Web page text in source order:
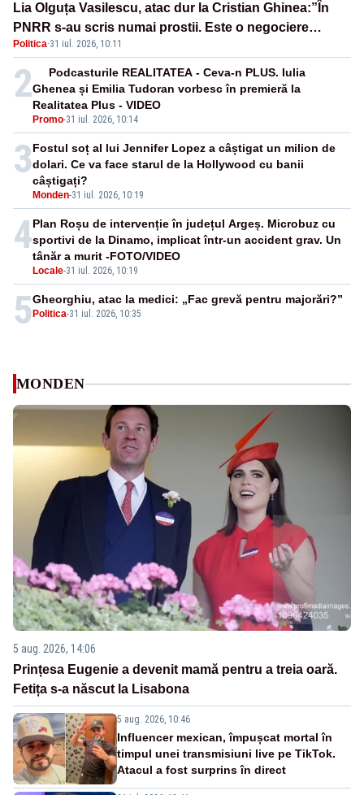
Lia Olguța Vasilescu, atac dur la Cristian Ghinea:”În
PNRR s-au scris numai prostii. Este o negociere
proastă pe care a făcut-o”
Politica·31 iul. 2026, 10:11
2
Promo-31 iul. 2026, 10:14
Podcasturile REALITATEA - Ceva-n PLUS. Iulia
Ghenea și Emilia Tudoran vorbesc în premieră la
Realitatea Plus - VIDEO
3
Monden-31 iul. 2026, 10:19
Fostul soț al lui Jennifer Lopez a câștigat un milion de
dolari. Ce va face starul de la Hollywood cu banii
câștigați?
4
Locale-31 iul. 2026, 10:19
Plan Roșu de intervenție în județul Argeș. Microbuz cu
sportivi de la Dinamo, implicat într-un accident grav. Un
tânăr a murit -FOTO/VIDEO
5 Politica-31 iul. 2026, 10:35
Gheorghiu, atac la medici: „Fac grevă pentru majorări?”
MONDEN
5 aug. 2026, 14:06
Prințesa Eugenie a devenit mamă pentru a treia oară.
Fetița s-a născut la Lisabona
5 aug. 2026, 10:46
Influencer mexican, împușcat mortal în
timpul unei transmisiuni live pe TikTok.
Atacul a fost surprins în direct